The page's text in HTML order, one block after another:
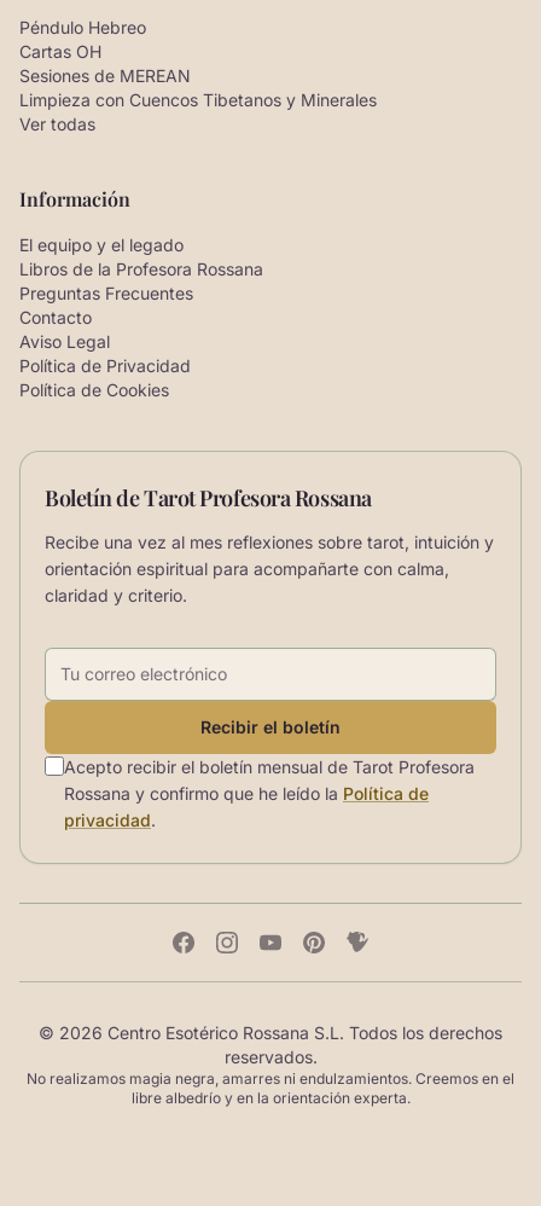
Péndulo Hebreo
Cartas OH
Sesiones de MEREAN
Limpieza con Cuencos Tibetanos y Minerales
Ver todas
Información
El equipo y el legado
Libros de la Profesora Rossana
Preguntas Frecuentes
Contacto
Aviso Legal
Política de Privacidad
Política de Cookies
Boletín de Tarot Profesora Rossana
Recibe una vez al mes reflexiones sobre tarot, intuición y
orientación espiritual para acompañarte con calma,
claridad y criterio.
Correo electrónico
Recibir el boletín
Acepto recibir el boletín mensual de Tarot Profesora
Rossana y confirmo que he leído la Política de
privacidad.
© 2026 Centro Esotérico Rossana S.L. Todos los derechos
reservados.
No realizamos magia negra, amarres ni endulzamientos. Creemos en el
libre albedrío y en la orientación experta.